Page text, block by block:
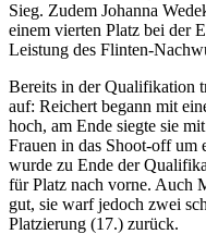
Sieg. Zudem Johanna
einem vierten Platz bei der
Leistung des Flinten-
Bereits in der Qualifikation
auf: Reichert begann mit
hoch, am Ende siegte sie
Frauen in das Shoot-off um
wurde zu Ende der
für Platz nach vorne. Auch
gut, sie warf jedoch zwei
Platzierung (17.) zurück.